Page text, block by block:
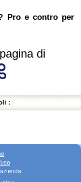
Pro e contro per
di
: